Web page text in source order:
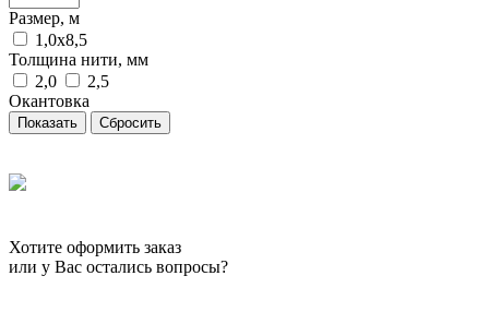
Размер, м
1,0х8,5
Толщина нити, мм
2,0
2,5
Окантовка
Сбросить
Хотите оформить заказ
или у Вас остались вопросы?